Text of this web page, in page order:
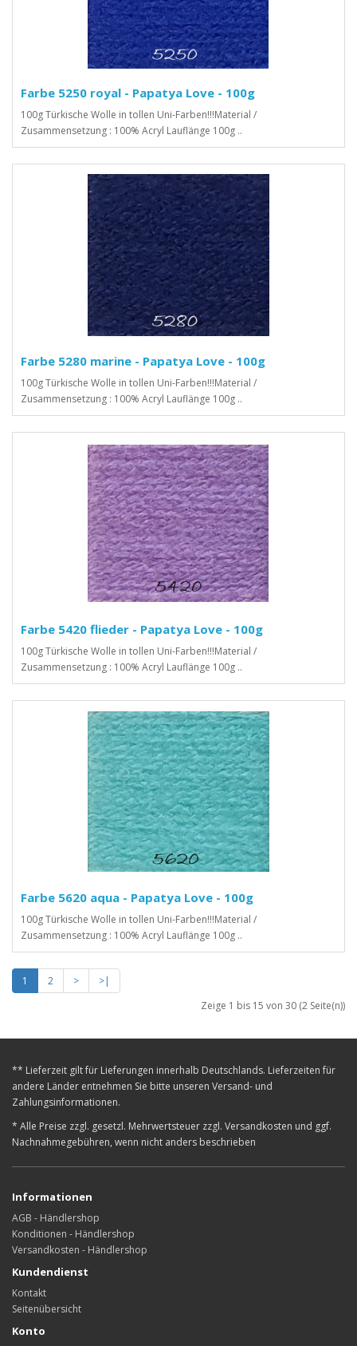
Farbe 5250 royal - Papatya Love - 100g
100g Türkische Wolle in tollen Uni-Farben!!!Material /
Zusammensetzung : 100% Acryl Lauflänge 100g ..
Farbe 5280 marine - Papatya Love - 100g
100g Türkische Wolle in tollen Uni-Farben!!!Material /
Zusammensetzung : 100% Acryl Lauflänge 100g ..
Farbe 5420 flieder - Papatya Love - 100g
100g Türkische Wolle in tollen Uni-Farben!!!Material /
Zusammensetzung : 100% Acryl Lauflänge 100g ..
Farbe 5620 aqua - Papatya Love - 100g
100g Türkische Wolle in tollen Uni-Farben!!!Material /
Zusammensetzung : 100% Acryl Lauflänge 100g ..
1 2 >
>|
Zeige 1 bis 15 von 30 (2 Seite(n))
** Lieferzeit gilt für Lieferungen innerhalb Deutschlands. Lieferzeiten für
andere Länder entnehmen Sie bitte unseren Versand- und
Zahlungsinformationen.
* Alle Preise zzgl. gesetzl. Mehrwertsteuer zzgl. Versandkosten und ggf.
Nachnahmegebühren, wenn nicht anders beschrieben
Informationen
AGB - Händlershop
Konditionen - Händlershop
Versandkosten - Händlershop
Kundendienst
Kontakt
Seitenübersicht
Konto